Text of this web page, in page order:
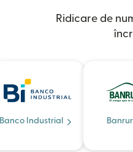
Ridicare de
Banco Industrial